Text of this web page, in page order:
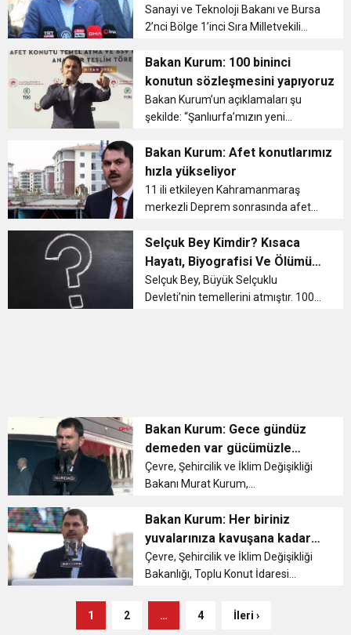
Sanayi ve Teknoloji Bakanı ve Bursa
2’nci Bölge 1’inci Sıra Milletvekili
Cami’de kıldığı bayram namazının
ardından halkla bayramlaştı. Basın
mensuplar...
Bakan Kurum: 100 bininci
konutun sözleşmesini yapıyoruz
Bakan Kurum’un açıklamaları şu
şekilde: “Şanlıurfa’mızın yeni
atıyoruz. Yeni konutlarımızın
anahtarlarını burada büyük bir
coşkuyla teslim ediyor...
Bakan Kurum: Afet konutlarımız
hızla yükseliyor
11 ili etkileyen Kahramanmaraş
merkezli Deprem sonrasında afet
başlanmıştı. Çevre, Şehircilik ve İklim
Değişikliği Bakanı Murat Kurum,
asrın felaketinin ardından afet
konut...
Selçuk Bey Kimdir? Kısaca
Hayatı, Biyografisi Ve Ölümü
Hakkında Bilgiler
Selçuk Bey, Büyük Selçuklu
Devleti’nin temellerini atmıştır. 1009
Bakan Kurum: Gece gündüz
demeden var gücümüzle
çalışacağız
Çevre, Şehircilik ve İklim Değişikliği
Bakanı Murat Kurum,
Erdoğan’ın katılımıyla depremin
53’üncü gününde Gaziantep ve
Kilis’te yapımına başlanan afet
konutlarının temel at...
Bakan Kurum: Her biriniz
yuvalarınıza kavuşana kadar
buradayız
Çevre, Şehircilik ve İklim Değişikliği
Bakanlığı, Toplu Konut İdaresi
Kahramanmaraş merkezli
1 2 … 4 İleri ›